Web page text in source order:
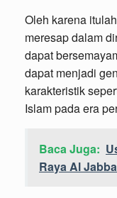
Oleh karena
meresap dalam
dapat
dapat menjadi
karakteristik
Islam pada era
Baca Juga:
Raya Al